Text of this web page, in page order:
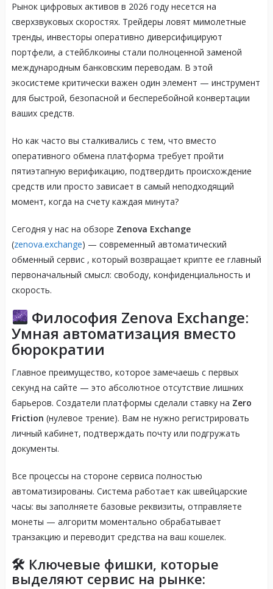
Рынок цифровых активов в 2026 году несется на
сверхзвуковых скоростях. Трейдеры ловят мимолетные
тренды, инвесторы оперативно диверсифицируют
портфели, а стейблкоины стали полноценной заменой
международным банковским переводам. В этой
экосистеме критически важен один элемент — инструмент
для быстрой, безопасной и бесперебойной конвертации
ваших средств.
Но как часто вы сталкивались с тем, что вместо
оперативного обмена платформа требует пройти
пятиэтапную верификацию, подтвердить происхождение
средств или просто зависает в самый неподходящий
момент, когда на счету каждая минута?
Сегодня у нас на обзоре Zenova Exchange
(zenova.exchange) — современный автоматический
обменный сервис , который возвращает крипте ее главный
первоначальный смысл: свободу, конфиденциальность и
скорость.
Философия Zenova Exchange:
Умная автоматизация вместо
бюрократии
Главное преимущество, которое замечаешь с первых
секунд на сайте — это абсолютное отсутствие лишних
барьеров. Создатели платформы сделали ставку на Zero
Friction (нулевое трение). Вам не нужно регистрировать
личный кабинет, подтверждать почту или подгружать
документы.
Все процессы на стороне сервиса полностью
автоматизированы. Система работает как швейцарские
часы: вы заполняете базовые реквизиты, отправляете
монеты — алгоритм моментально обрабатывает
транзакцию и переводит средства на ваш кошелек.
🛠 Ключевые фишки, которые
выделяют сервис на рынке: